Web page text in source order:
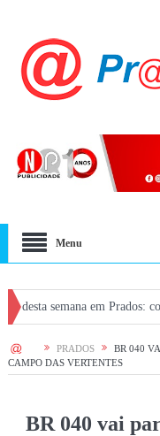
Menu
semana em Prados: confira a
HOME PRADOS
BR 040
CAMPO DAS VERTENTES
BR 040 vai